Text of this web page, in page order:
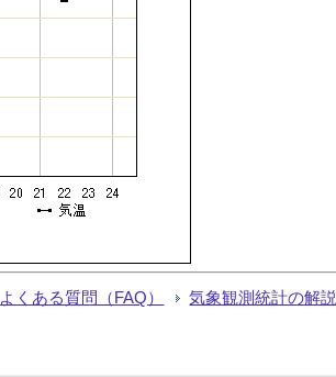
よくある質問（FAQ） 気象観測統計の解説